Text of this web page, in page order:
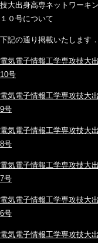
技大出身高専ネットワーキ
１０号について
下記の通り掲載いたします．
電気電子情報工学専攻技大
10号
電気電子情報工学専攻技大
9号
電気電子情報工学専攻技大
8号
電気電子情報工学専攻技大
7号
電気電子情報工学専攻技大
6号
電気電子情報工学専攻技大